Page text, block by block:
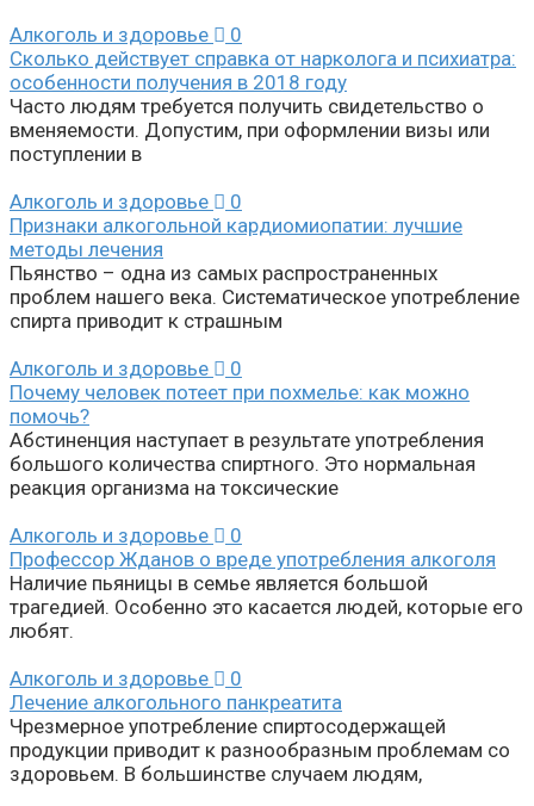
Алкоголь и здоровье
0
Сколько действует справка от нарколога и психиатра:
особенности получения в 2018 году
Часто людям требуется получить свидетельство о
вменяемости. Допустим, при оформлении визы или
поступлении в
Алкоголь и здоровье
0
Признаки алкогольной кардиомиопатии: лучшие
методы лечения
Пьянство – одна из самых распространенных
проблем нашего века. Систематическое употребление
спирта приводит к страшным
Алкоголь и здоровье
0
Почему человек потеет при похмелье: как можно
помочь?
Абстиненция наступает в результате употребления
большого количества спиртного. Это нормальная
реакция организма на токсические
Алкоголь и здоровье
0
Профессор Жданов о вреде употребления алкоголя
Наличие пьяницы в семье является большой
трагедией. Особенно это касается людей, которые его
любят.
Алкоголь и здоровье
0
Лечение алкогольного панкреатита
Чрезмерное употребление спиртосодержащей
продукции приводит к разнообразным проблемам со
здоровьем. В большинстве случаем людям,